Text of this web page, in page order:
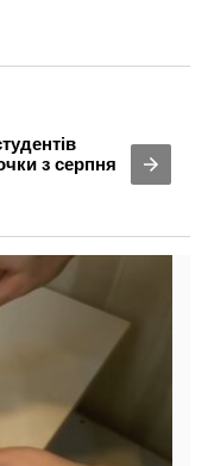
з серпня